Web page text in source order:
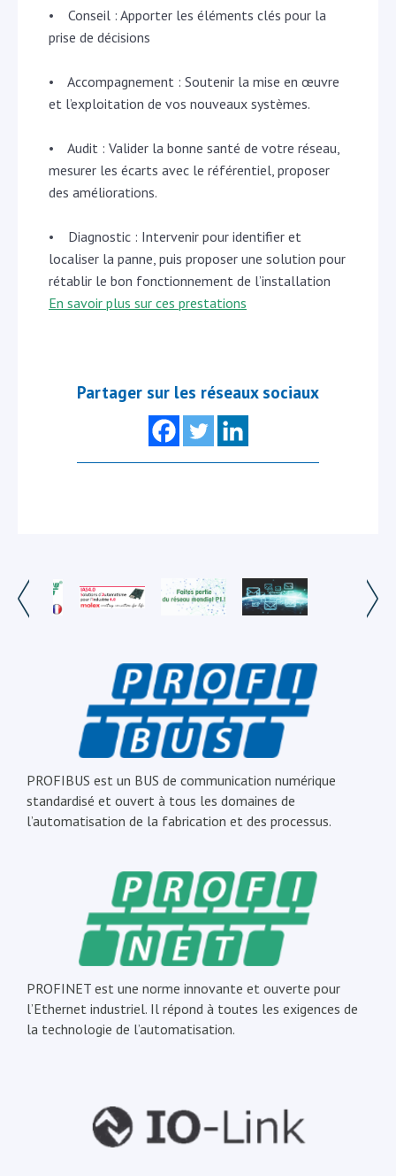
• Conseil : Apporter les éléments clés pour la
prise de décisions
• Accompagnement : Soutenir la mise en œuvre
et l’exploitation de vos nouveaux systèmes.
• Audit : Valider la bonne santé de votre réseau,
mesurer les écarts avec le référentiel, proposer
des améliorations.
• Diagnostic : Intervenir pour identifier et
localiser la panne, puis proposer une solution pour
rétablir le bon fonctionnement de l’installation
En savoir plus sur ces prestations
Partager sur les réseaux sociaux
PROFIBUS est un BUS de communication numérique
standardisé et ouvert à tous les domaines de
l’automatisation de la fabrication et des processus.
PROFINET est une norme innovante et ouverte pour
l’Ethernet industriel. Il répond à toutes les exigences de
la technologie de l’automatisation.